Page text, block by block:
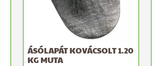
ÁSÓLAPÁT KOVÁCSOLT 1.20
KG MUTA